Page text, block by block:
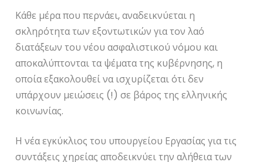
Κάθε μέρα που περνάει, αναδεικνύεται η
σκληρότητα των εξοντωτικών για τον λαό
διατάξεων του νέου ασφαλιστικού νόμου και
αποκαλύπτονται τα ψέματα της κυβέρνησης, η
οποία εξακολουθεί να ισχυρίζεται ότι δεν
υπάρχουν μειώσεις (!) σε βάρος της ελληνικής
κοινωνίας.
Η νέα εγκύκλιος του υπουργείου Εργασίας για τις
συντάξεις χηρείας αποδεικνύει την αλήθεια των